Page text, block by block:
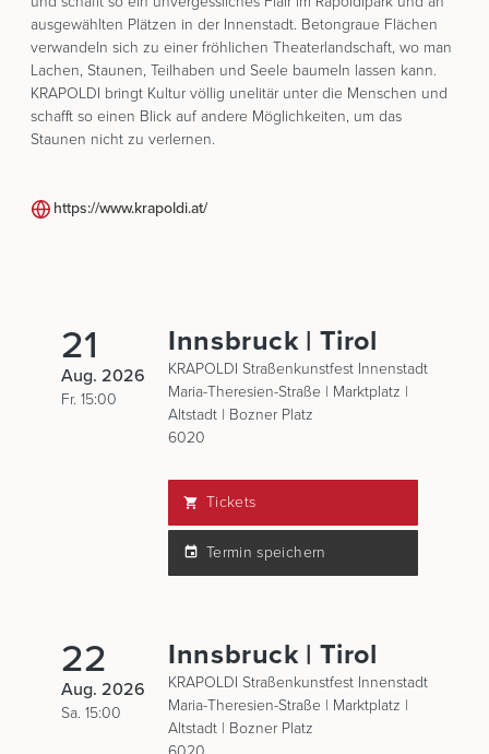
ausgewählten Plätzen in der Innenstadt. Betongraue Flächen
verwandeln sich zu einer fröhlichen Theaterlandschaft, wo man
Lachen, Staunen, Teilhaben und Seele baumeln lassen kann.
KRAPOLDI bringt Kultur völlig unelitär unter die Menschen und
schafft so einen Blick auf andere Möglichkeiten, um das
Staunen nicht zu verlernen.
https://www.krapoldi.at/
21
Aug. 2026
Fr. 15:00
Innsbruck | Tirol
KRAPOLDI Straßenkunstfest Innenstadt
Maria-Theresien-Straße | Marktplatz |
Altstadt | Bozner Platz
6020
Tickets
Termin speichern
22
Aug. 2026
Sa. 15:00
Innsbruck | Tirol
KRAPOLDI Straßenkunstfest Innenstadt
Maria-Theresien-Straße | Marktplatz |
Altstadt | Bozner Platz